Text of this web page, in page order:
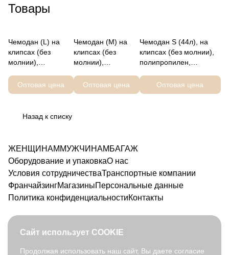
Товары
Чемодан (L) на
клипсах (без
молнии),
FABRETTI FT1125-
28-7
Оптовая цена
Чемодан (M) на
клипсах (без
молнии),
FABRETTI FT1125-
24-7
Оптовая цена
Чемодан S (44л), на
клипсах (без молнии),
полипропилен,
FABRETTI FT1125-20-7
Оптовая цена
Назад к списку
ЖЕНЩИНАМ МУЖЧИНАМ БАГАЖ
Оборудование и упаковкаО нас
Условия сотрудничестваТранспортные компании
ФранчайзингМагазиныПерсональные данные
Политика конфиденциальностиКонтакты
Сайт использует COOKIE
Продолжая использовать наш сайт, Вы даете согласие